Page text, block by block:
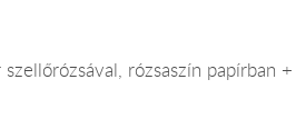
rózsaszín papírban